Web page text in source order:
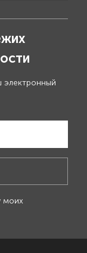
электронный
моих